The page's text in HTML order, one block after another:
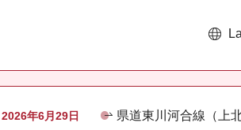
2026年6月29日 県道東川河合線（上